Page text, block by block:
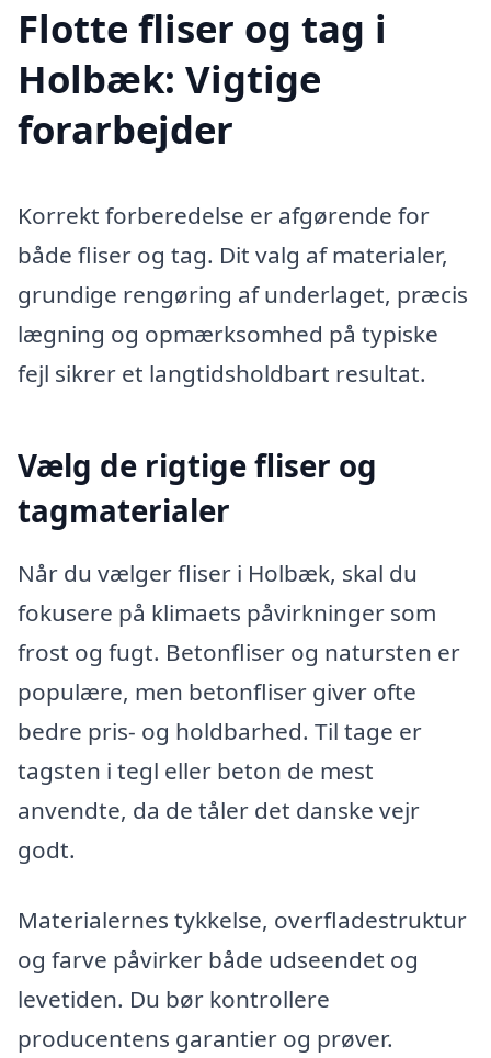
Flotte fliser og tag i
Holbæk: Vigtige
forarbejder
Korrekt forberedelse er afgørende for
både fliser og tag. Dit valg af materialer,
grundige rengøring af underlaget, præcis
lægning og opmærksomhed på typiske
fejl sikrer et langtidsholdbart resultat.
Vælg de rigtige fliser og
tagmaterialer
Når du vælger fliser i Holbæk, skal du
fokusere på klimaets påvirkninger som
frost og fugt. Betonfliser og natursten er
populære, men betonfliser giver ofte
bedre pris- og holdbarhed. Til tage er
tagsten i tegl eller beton de mest
anvendte, da de tåler det danske vejr
godt.
Materialernes tykkelse, overfladestruktur
og farve påvirker både udseendet og
levetiden. Du bør kontrollere
producentens garantier og prøver.